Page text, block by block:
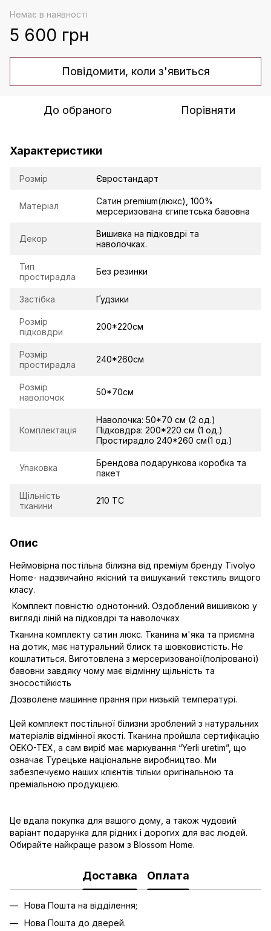
Немає в наявності
5 600 грн
Повідомити, коли з'явиться
До обраного Порівняти
Характеристики
Розмір Євростандарт
Матеріал
Сатин premium(люкс), 100%
мерсеризована єгипетська бавовна
Декор
Вишивка на підковдрі та
наволочках.
Тип
простирадла
Без резинки
Застібка Ґудзики
Розмір
підковдри
200*220см
Розмір
простирадла
240*260см
Розмір
наволочок
50*70см
Комплектація
Наволочка: 50*70 см (2 од.)
Підковдра: 200*220 см (1 од.)
Простирадло 240*260 см(1 од.)
Упаковка
Брендова подарункова коробка та
пакет
Щільність
тканини
210 TC
Опис
Неймовірна постільна білизна від преміум бренду Tivolyo
Home- надзвичайно якісний та вишуканий текстиль вищого
класу.
Комплект повністю однотонний. Оздоблений вишивкою у
вигляді ліній на підковдрі та наволочках
Тканина комплекту сатин люкс. Тканина м'яка та приємна
на дотик, має натуральний блиск та шовковистість. Не
кошлатиться. Виготовлена з мерсеризованої(полірованої)
бавовни завдяку чому має відмінну щільність та
зносостійкість
Дозволене машинне прання при низькій температурі.
Цей комплект постільної білизни зроблений з натуральних
матеріалів відмінної якості. Тканина пройшла сертифікацію
OEKO-TEX, а сам виріб має маркування “Yerli uretim”, що
означає Турецьке національне виробництво. Ми
забезпечуємо наших клієнтів тільки оригінальною та
преміальною продукцією.
Це вдала покупка для вашого дому, а також чудовий
варіант подарунка для рідних і дорогих для вас людей.
Обирайте найкраще разом з Blossom Home.
Доставка Оплата
Нова Пошта на відділення;
Нова Пошта до дверей.